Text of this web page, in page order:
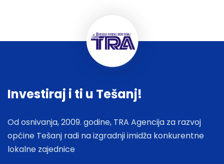
Investiraj i ti u Tešanj!
Od osnivanja, 2009. godine, TRA Agencija za razvoj
općine Tešanj radi na izgradnji imidža konkurentne
lokalne zajednice